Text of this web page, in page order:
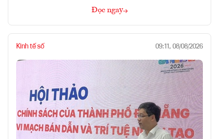
Đọc ngay
Kinh tế số 09:11, 08/08/2026